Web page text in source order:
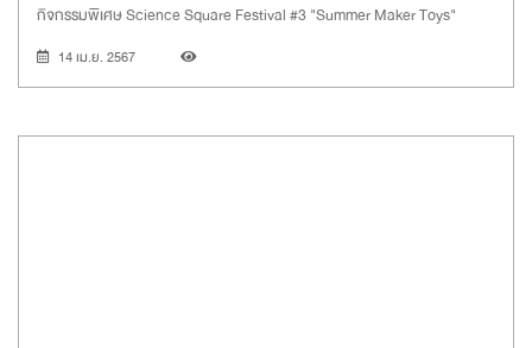
กิจกรรมพิเศษ Science Square Festival #3 "Summer Maker Toys"
14 เม.ย. 2567